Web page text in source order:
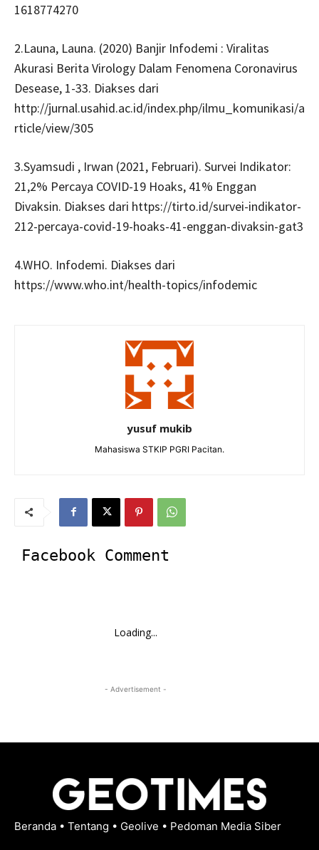
1618774270
2.Launa, Launa. (2020) Banjir Infodemi : Viralitas
Akurasi Berita Virology Dalam Fenomena Coronavirus
Desease, 1-33. Diakses dari
http://jurnal.usahid.ac.id/index.php/ilmu_komunikasi/a
rticle/view/305
3.Syamsudi , Irwan (2021, Februari). Survei Indikator:
21,2% Percaya COVID-19 Hoaks, 41% Enggan
Divaksin. Diakses dari https://tirto.id/survei-indikator-
212-percaya-covid-19-hoaks-41-enggan-divaksin-gat3
4.WHO. Infodemi. Diakses dari
https://www.who.int/health-topics/infodemic
yusuf mukib
Mahasiswa STKIP PGRI Pacitan.
Facebook Comment
Loading...
- Advertisement -
Beranda • Tentang • Geolive • Pedoman Media Siber